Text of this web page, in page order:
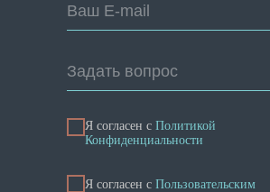
Ваш E-mail
Задать вопрос
Я согласен с Политикой
Конфиденциальности
Я cогласен с Пользовательским